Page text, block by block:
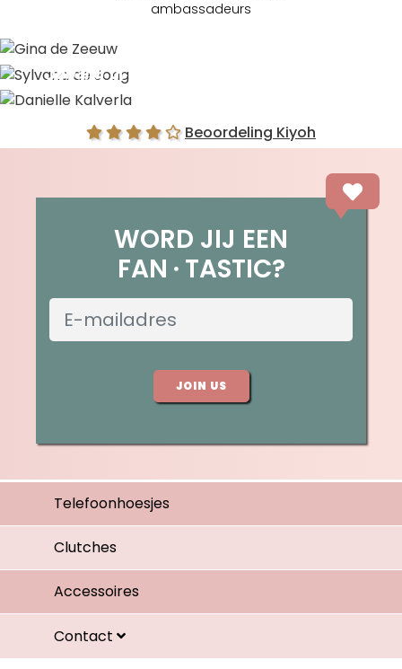
ambassadeurs
Sylvana de Jong
Beoordeling Kiyoh
WORD JIJ EEN
FAN TASTIC?
JOIN US
Telefoonhoesjes
Clutches
Accessoires
Contact